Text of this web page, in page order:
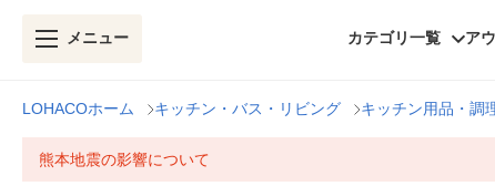
メニュー カテゴリ一覧 ア
LOHACOホーム キッチン・バス・リビング キッチン用品・調
熊本地震の影響について